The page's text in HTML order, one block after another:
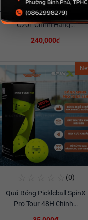
Túi Thể Thao Cầu Lông Ywyat
C201 Chính Hãng…
240,000đ
Xem chi tiết
(0)
Quả Bóng Pickleball SpinX
Pro Tour 48H Chính…